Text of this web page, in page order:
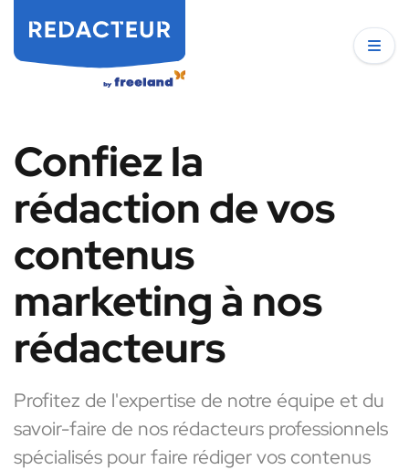
Confiez la
rédaction de vos
contenus
marketing à nos
rédacteurs
Profitez de l'expertise de notre équipe et du
savoir-faire de nos rédacteurs professionnels
spécialisés pour faire rédiger vos contenus